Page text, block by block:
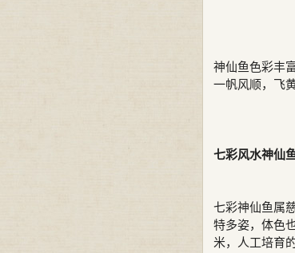
神仙鱼色彩丰
一帆风顺，飞
七彩风水神仙
七彩神仙鱼属
特多姿，体色
米，人工培育